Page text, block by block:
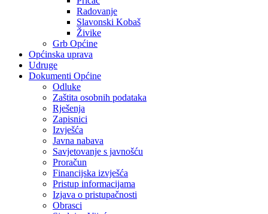
Radovanje
Slavonski Kobaš
Živike
Grb Općine
Općinska uprava
Udruge
Dokumenti Općine
Odluke
Zaštita osobnih podataka
Rješenja
Zapisnici
Izvješća
Javna nabava
Savjetovanje s javnošću
Proračun
Financijska izvješća
Pristup informacijama
Izjava o pristupačnosti
Obrasci